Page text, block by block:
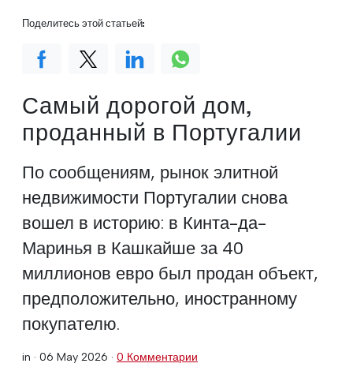
Самый дорогой дом,
проданный в Португалии
По сообщениям, рынок элитной
недвижимости Португалии снова
вошел в историю: в Кинта-да-
Маринья в Кашкайше за 40
миллионов евро был продан объект,
предположительно, иностранному
покупателю.
in · 06 May 2026 · 0 Комментарии
Поделитесь этой статьей: